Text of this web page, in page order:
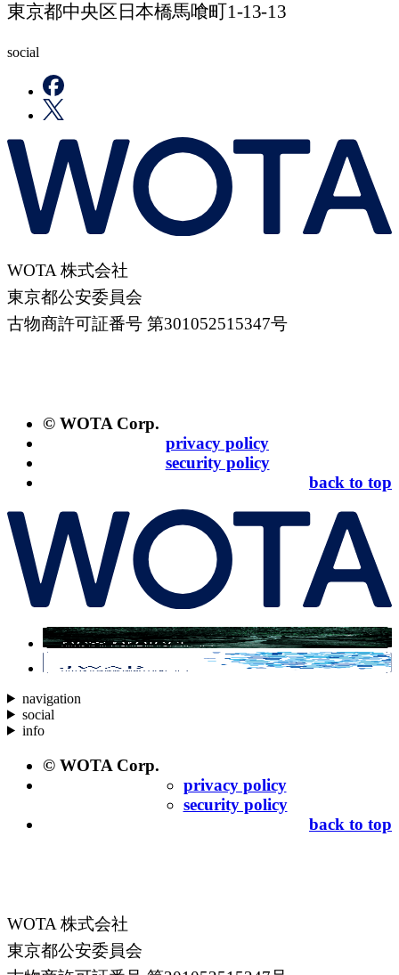
東京都中央区日本橋馬喰町1-13-13
social
WOTA 株式会社
東京都公安委員会
古物商許可証番号 第301052515347号
© WOTA Corp.
privacy policy
security policy
back to top
navigation
social
info
© WOTA Corp.
privacy policy
security policy
back to top
WOTA 株式会社
東京都公安委員会